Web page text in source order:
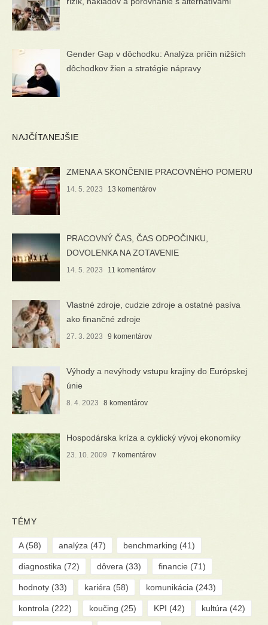
Gender Gap v dôchodku: Analýza príčin nižších
dôchodkov žien a stratégie nápravy
NAJČÍTANEJŠIE
ZMENA A SKONČENIE PRACOVNÉHO POMERU
14. 5. 2023 13 komentárov
PRACOVNÝ ČAS, ČAS ODPOČINKU,
DOVOLENKA NA ZOTAVENIE
14. 5. 2023 11 komentárov
Vlastné zdroje, cudzie zdroje a ostatné pasíva
ako finančné zdroje
27. 3. 2023 9 komentárov
Výhody a nevýhody vstupu krajiny do Európskej
únie
8. 4. 2023 8 komentárov
Hospodárska kríza a cyklický vývoj ekonomiky
23. 10. 2009 7 komentárov
TÉMY
A(58) analýza (47) benchmarking (41)
diagnostika (72) dôvera (33) financie (71)
hodnoty (33) kariéra (58) komunikácia (243)
kontrola (222) koučing (25) KPI (42) kultúra (42)